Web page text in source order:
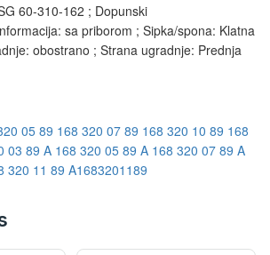
60-310-162 ; Dopunski
sa priborom ; Sipka/spona: Klatna
obostrano ; Strana ugradnje: Prednja
05 89 168 320 07 89 168 320 10 89 168
03 89 A 168 320 05 89 A 168 320 07 89 A
320 11 89 A1683201189